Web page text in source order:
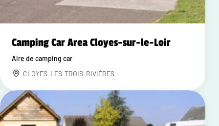
Camping Car Area Cloyes-sur-le-Loir
Aire de camping car
CLOYES-LES-TROIS-RIVIÈRES